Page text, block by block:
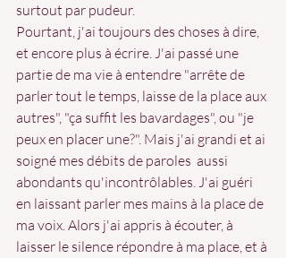
surtout par pudeur.
Pourtant, j'ai toujours des choses à dire,
et encore plus à écrire. J'ai passé une
partie de ma vie à entendre "arrête de
parler tout le temps, laisse de la place aux
autres", "ça suffit les bavardages", ou "je
peux en placer une?". Mais j'ai grandi et ai
soigné mes débits de paroles  aussi
abondants qu'incontrôlables. J'ai guéri
en laissant parler mes mains à la place de
ma voix. Alors j'ai appris à écouter, à
laisser le silence répondre à ma place, et à